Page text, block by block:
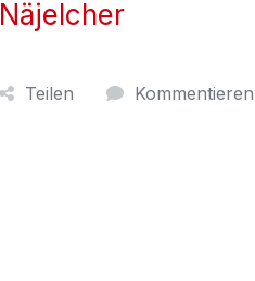
Näjelcher
Teilen Kommentieren